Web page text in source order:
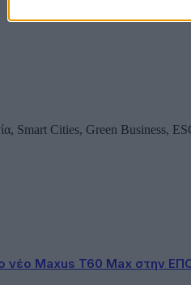
Smart Cities, Green Business,
Maxus T60 Max στην